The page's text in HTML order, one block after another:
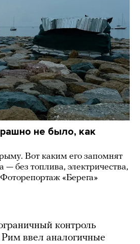
не было, как
Вот каким его запомнят
— без топлива, электричества,
«Берега»
контроль
ввел аналогичные